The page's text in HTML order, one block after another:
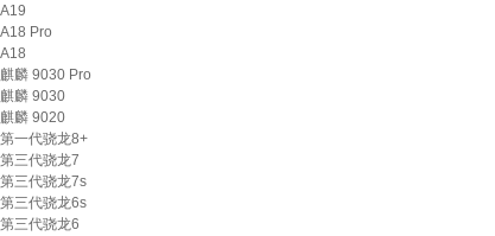
A19
A18 Pro
A18
麒麟 9030 Pro
麒麟 9030
麒麟 9020
第一代骁龙8+
第三代骁龙7
第三代骁龙7s
第三代骁龙6s
第三代骁龙6